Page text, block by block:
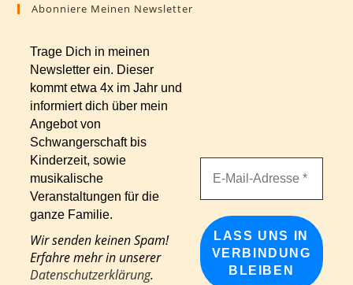
Abonniere Meinen Newsletter
Trage Dich in meinen
Newsletter ein. Dieser
kommt etwa 4x im Jahr und
informiert dich über mein
Angebot von
Schwangerschaft bis
Kinderzeit, sowie
musikalische
Veranstaltungen für die
ganze Familie.
Wir senden keinen Spam!
Erfahre mehr in unserer
Datenschutzerklärung.